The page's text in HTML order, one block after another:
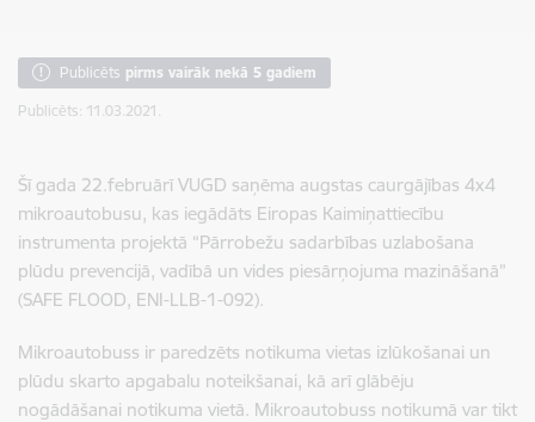
Publicēts pirms vairāk nekā 5 gadiem
Publicēts: 11.03.2021.
Šī gada 22.februārī VUGD saņēma augstas caurgājības 4x4
mikroautobusu, kas iegādāts Eiropas Kaimiņattiecību
instrumenta projektā “Pārrobežu sadarbības uzlabošana
plūdu prevencijā, vadībā un vides piesārņojuma mazināšanā”
(SAFE FLOOD, ENI-LLB-1-092).
Mikroautobuss ir paredzēts notikuma vietas izlūkošanai un
plūdu skarto apgabalu noteikšanai, kā arī glābēju
nogādāšanai notikuma vietā. Mikroautobuss notikumā var tikt